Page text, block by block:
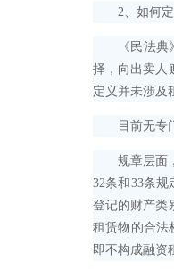
2、如何定
《民法典》
择，向出卖人
定义并未涉及
目前无专门
规章层面，
32条和33条
登记的财产类
租赁物的合法
即不构成融资